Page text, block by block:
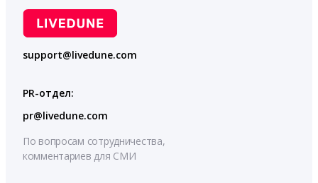
support@livedune.com
PR-отдел:
pr@livedune.com
По вопросам сотрудничества,
комментариев для СМИ